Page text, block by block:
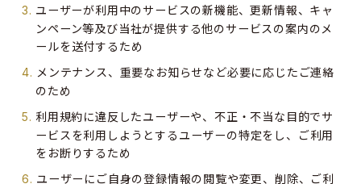
ユーザーが利用中のサービスの新機能、更新情報、キャ
ンペーン等及び当社が提供する他のサービスの案内のメ
ールを送付するため
メンテナンス、重要なお知らせなど必要に応じたご連絡
のため
利用規約に違反したユーザーや、不正・不当な目的でサ
ービスを利用しようとするユーザーの特定をし、ご利用
をお断りするため
ユーザーにご自身の登録情報の閲覧や変更、削除、ご利